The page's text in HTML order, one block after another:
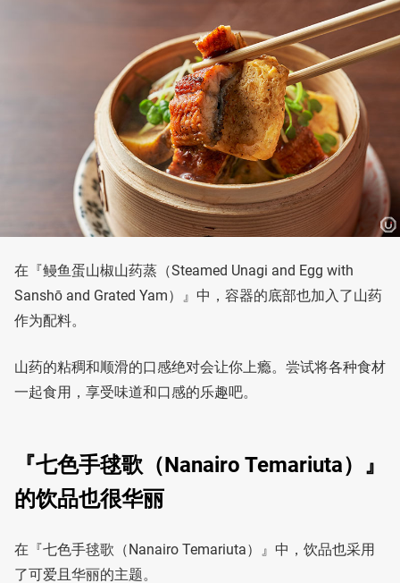
在『鳗鱼蛋山椒山药蒸（Steamed Unagi and Egg with
Sanshō and Grated Yam）』中，容器的底部也加入了山药
作为配料。
山药的粘稠和顺滑的口感绝对会让你上瘾。尝试将各种食材
一起食用，享受味道和口感的乐趣吧。
『七色手毬歌（Nanairo Temariuta）』
的饮品也很华丽
在『七色手毬歌（Nanairo Temariuta）』中，饮品也采用
了可爱且华丽的主题。